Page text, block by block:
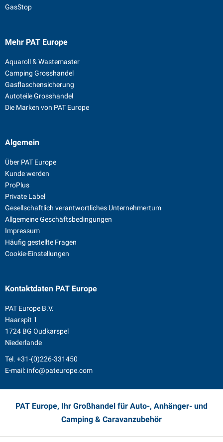
GasStop
Mehr PAT Europe
Aquaroll & Wastemaster
Camping Grosshandel
Gasflaschensicherung
Autoteile Grosshandel
Die Marken von PAT Europe
Algemein
Über PAT Europe
Kunde werden
ProPlus
Private Label
Gesellschaftlich verantwortliches Unternehmertum
Allgemeine Geschäftsbedingungen
Impressum
Häufig gestellte Fragen
Cookie-Einstellungen
Kontaktdaten PAT Europe
PAT Europe B.V.
Haarspit 1
1724 BG Oudkarspel
Niederlande
Tel. +31-(0)226-331450
E-mail: info@pateurope.com
PAT Europe, Ihr Großhandel für Auto-, Anhänger- und
Camping & Caravanzubehör